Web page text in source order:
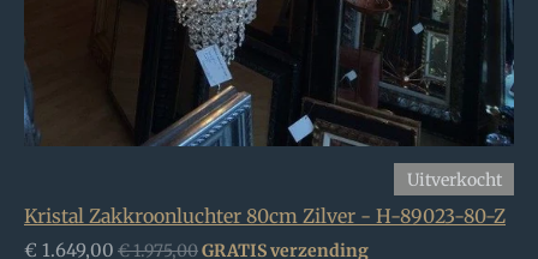
Uitverkocht
Kristal Zakkroonluchter 80cm Zilver - H-89023-80-Z
€ 1.649,00 € 1.975,00GRATIS verzending